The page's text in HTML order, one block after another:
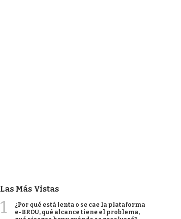
Las Más Vistas
1
¿Por qué está lenta o se cae la plataforma
e-BROU, qué alcance tiene el problema,